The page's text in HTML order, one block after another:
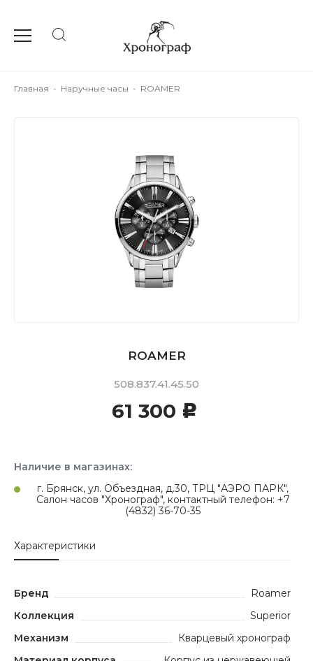
Главная - Наручные часы - ROAMER
ROAMER
508.837.41.45.50
61 300 c
Наличие в магазинах:
г. Брянск, ул. Объездная, д.30, ТРЦ "АЭРО ПАРК",
Салон часов "Хронограф", контактный телефон: +7
(4832) 36-70-35
Характеристики
Бренд
Roamer
Коллекция
Superior
Механизм
Кварцевый хронограф